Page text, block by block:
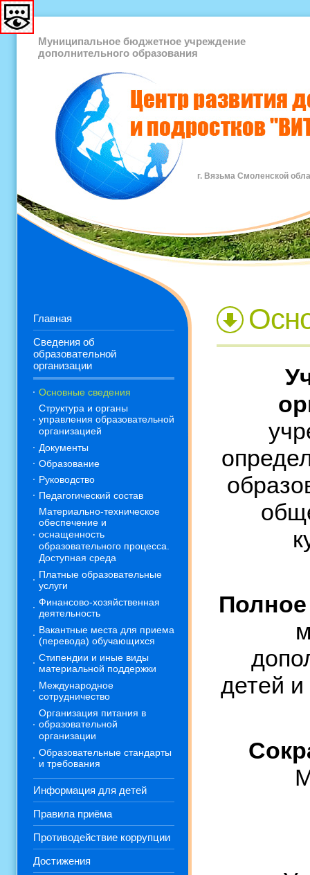
Муниципальное бюджетное учреждение
дополнительного образования
г. Вязьма Смоленской
Главная
Сведения об
образовательной
организации
Основные сведения
Структура и органы
управления образовательной
организацией
Документы
Образование
Руководство
Педагогический состав
Материально-техническое
обеспечение и
оснащенность
образовательного процесса.
Доступная среда
Платные образовательные
услуги
Финансово-хозяйственная
деятельность
Вакантные места для приема
(перевода) обучающихся
Стипендии и иные виды
материальной поддержки
Международное
сотрудничество
Организация питания в
образовательной
организации
Образовательные стандарты
и требования
Информация для детей
Правила приёма
Противодействие коррупции
Достижения
детей